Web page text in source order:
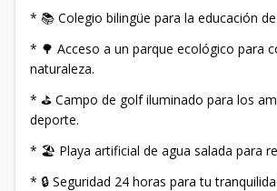
* 📚 Colegio bilingüe para la educación
* 🌳 Acceso a un parque ecológico para
naturaleza.
* ⛳ Campo de golf iluminado para los
deporte.
* 🏖 Playa artificial de agua salada para
* 🔒 Seguridad 24 horas para tu